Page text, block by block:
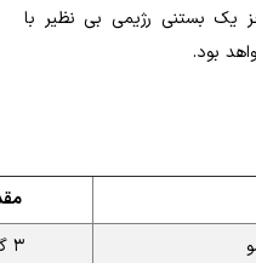
یک بستنی رژیمی بی نظیر با
بود.
۳ گرم